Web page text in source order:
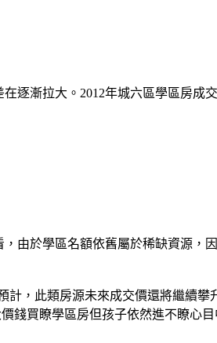
逐漸拉大。2012年城六區學區房成
由於學區名額依舊屬於稀缺資源，
，此類房源未來成交價還將繼續攀
錢買瞭學區房但孩子依然進不瞭心目